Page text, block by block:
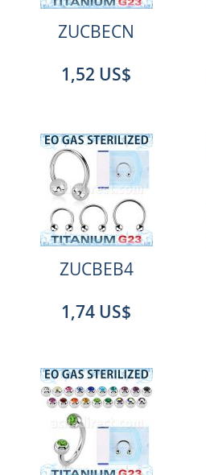
ZUCBECN
1,52 US$
ZUCBEB4
1,74 US$